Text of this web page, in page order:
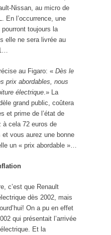
Nissan, au micro de
En l’occurrence, une
toujours la
elle ne sera livrée au
au Figaro: « Dès le
prix abordables, nous
électrique .» La
grand public, coûtera
et prime de l’état de
à cela 72 euros de
vous aurez une bonne
un « prix abordable »…
c’est que Renault
dès 2002, mais
On a pu en effet
qui présentait l’arrivée
Et la